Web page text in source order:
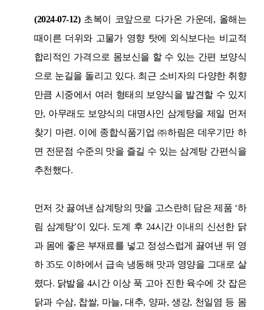
(2024-07-12) 초복이 코앞으로 다가온 가운데 , 올해는
때이른 더위와 고물가 영향 탓에 외식보다는 비교적
합리적인 가격으로 몸보신을 할 수 있는 간편 보양식
으로 눈길을 돌리고 있다. 최근 소비자의 다양한 취향
만큼 시중에서 여러 형태의 보양식을 발견할 수 있지
만, 아무래도 보양식의 대명사인 삼계탕을 제일 먼저
찾기 마련 . 이에 종합식품기업 ㈜하림은 데우기만 하
면 전문점 수준의 맛을 즐길 수 있는 삼계탕 간편식을
추천했다.
먼저 갓 끓여낸 삼계탕의 맛을 고스란히 담은 제품 ‘하
림 삼계탕’이 있다. 도계 후 24시간 이내의 신선한 닭
과 몸에 좋은 부재료를 넣고 정성스럽게 끓여낸 뒤 영
하35도 이하에서 급속 냉동해 맛과 영양을 그대로 살
렸다. 닭발을 4시간 이상 푹 고아 진한 육수에 갓 잡은
닭과 수삼, 찹쌀, 마늘,대추, 양파,생강, 천일염 등 몸